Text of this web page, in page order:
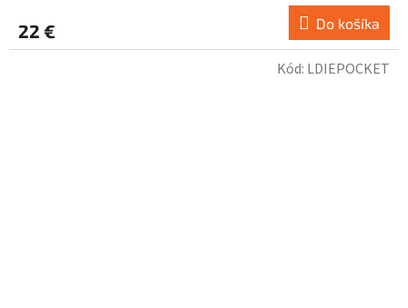
22 € Do košíka
Kód: LDIEPOCKET